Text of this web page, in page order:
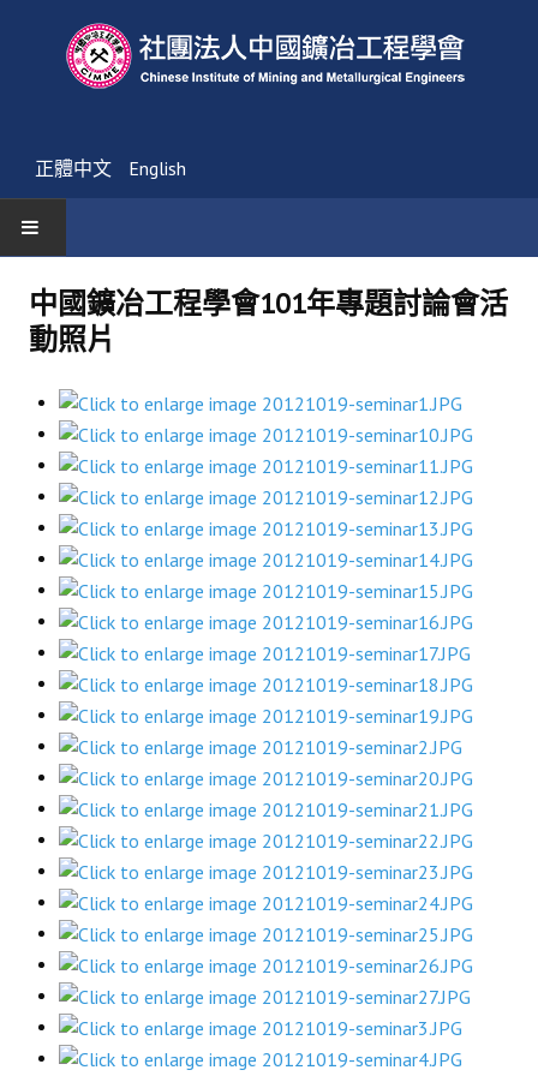
正體中文 English
首頁
最新消息
活動通告
友會消息
學會簡介
理事長的話
學會會史
學會會歌
學會會址沿革
學會組織與架構
架構圖
理監事會
現任學會職員錄
重要章則
論文評選辦法
學生獎勵金申請辦法
中國鑛冶工程學會101年專題討論會活
動照片